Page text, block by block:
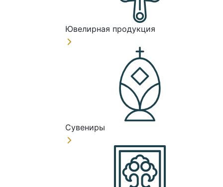
Ювелирная продукция
Сувениры